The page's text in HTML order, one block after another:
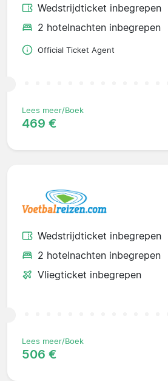
Wedstrijdticket inbegrepen
2 hotelnachten inbegrepen
Official Ticket Agent
Lees meer/Boek
469 €
Wedstrijdticket inbegrepen
2 hotelnachten inbegrepen
Vliegticket inbegrepen
Lees meer/Boek
506 €